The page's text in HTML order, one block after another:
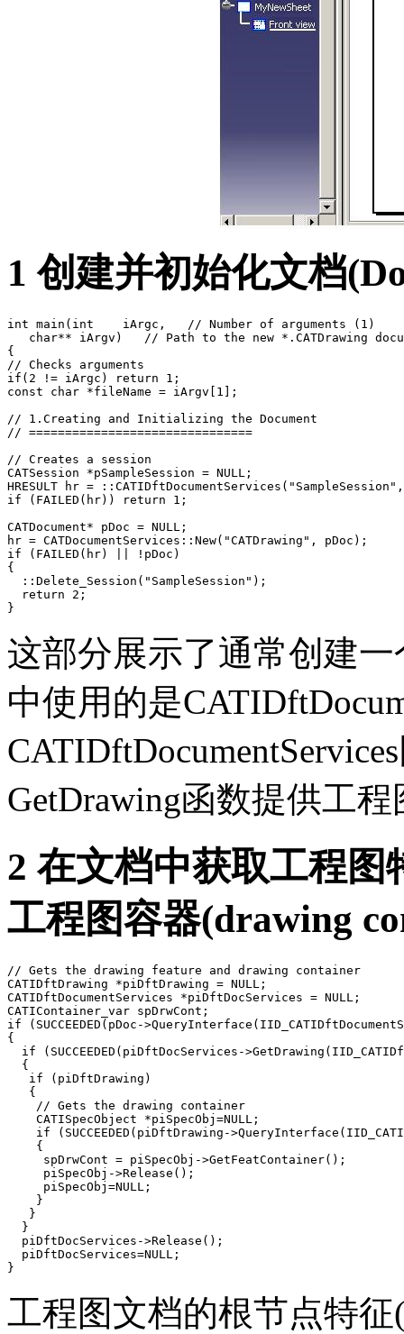
1 创建并初始化文档
int main(int    iArgc,   // Number of arguments (1)
char** iArgv)   // Path to the new *.CATDrawing
{
// Checks arguments
if(2 != iArgc) return 1;
const char *fileName = iArgv[1];
// 1.Creating and Initializing the Document
// ===============================
// Creates a session
CATSession *pSampleSession = NULL;
HRESULT hr =
if (FAILED(hr)) return 1;
CATDocument* pDoc = NULL;
hr = CATDocumentServices::New("CATDrawing", pDoc);
if (FAILED(hr) || !pDoc)
{
  ::Delete_Session("SampleSession");
  return 2;
}
这部分展示了通常创建
中使用的是
GetDrawing函数提供工
2 在文档中获取工程
工程图容器(drawing
// Gets the drawing feature and drawing container
CATIDftDrawing *piDftDrawing = NULL;
CATIDftDocumentServices *piDftDocServices = NULL;
CATIContainer_var spDrwCont;
if (SUCCEEDED(pDoc-
{
if (SUCCEEDED(piDftDocServices-
  {
   if (piDftDrawing)
   {
    // Gets the drawing container
    CATISpecObject *piSpecObj=NULL;
if (SUCCEEDED(piDftDrawing-
    {
     spDrwCont = piSpecObj->GetFeatContainer();
     piSpecObj->Release();
     piSpecObj=NULL;
    }
   }
  }
  piDftDocServices->Release();
  piDftDocServices=NULL;
}
工程图文档的根节点特征